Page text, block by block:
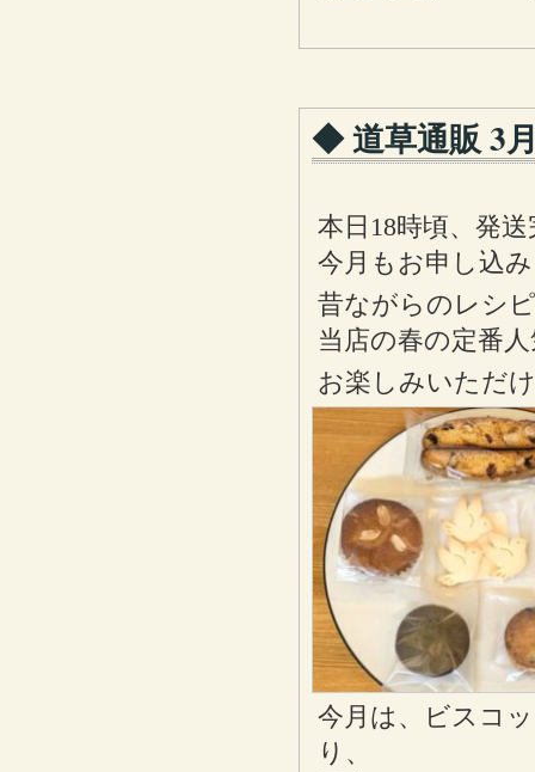
◆ 道草通販 3
本日18時頃、発
今月もお申し込
昔ながらのレシ
当店の春の定番
お楽しみいただ
今月は、ビスコ
り、